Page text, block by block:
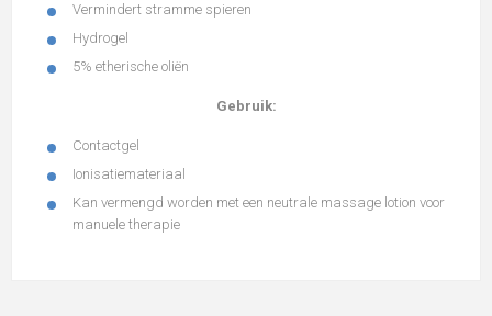
Vermindert stramme spieren
Hydrogel
5% etherische oliën
Gebruik:
Contactgel
Ionisatiemateriaal
Kan vermengd worden met een neutrale massage lotion voor
manuele therapie